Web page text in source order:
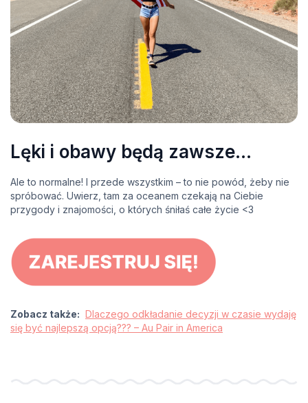
Lęki i obawy będą zawsze…
Ale to normalne! I przede wszystkim – to nie powód, żeby nie
spróbować. Uwierz, tam za oceanem czekają na Ciebie
przygody i znajomości, o których śniłaś całe życie <3
Zobacz także: Dlaczego odkładanie decyzji w czasie wydaję
się być najlepszą opcją??? – Au Pair in America